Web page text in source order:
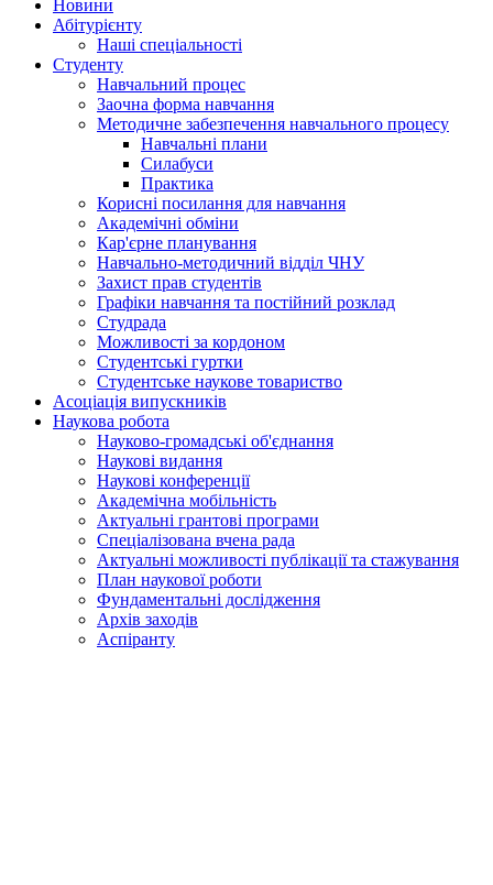
Hовини
Абітурієнту
Наші спеціальності
Студенту
Навчальний процес
Заочна форма навчання
Методичне забезпечення навчального процесу
Навчальні плани
Силабуси
Практика
Корисні посилання для навчання
Академічні обміни
Кар'єрне планування
Навчально-методичний відділ ЧНУ
Захист прав студентів
Графіки навчання та постійний розклад
Студрада
Можливості за кордоном
Студентські гуртки
Студентське наукове товариство
Асоціація випускників
Наукова робота
Науково-громадські об'єднання
Наукові видання
Наукові конференції
Академічна мобільність
Актуальні грантові програми
Спеціалізована вчена рада
Актуальні можливості публікації та стажування
План наукової роботи
Фундаментальні дослідження
Архів заходів
Аспіранту